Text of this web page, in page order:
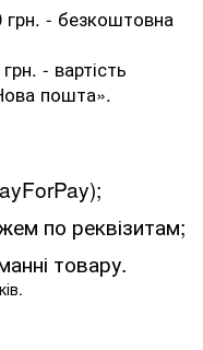
грн. - безкоштовна
- вартість
пошта».
по реквізитам;
товару.